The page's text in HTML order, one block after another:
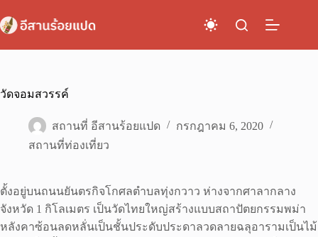
to
content
วัดจอมสวรรค์
สถานที่ อีสานร้อยแปด
กรกฎาคม 6, 2020
สถานที่ท่องเที่ยว
ตั้งอยู่บนถนนยันตรกิจโกศลตำบลทุ่งกวาว ห่างจากศาลากลาง
จังหวัด 1 กิโลเมตร เป็นวัดไทยใหญ่สร้างแบบสถาปัตยกรรมพม่า
หลังคาซ้อนลดหลั่นเป็นชั้นประดับประดาลวดลายฉลุอารามเป็นไม้